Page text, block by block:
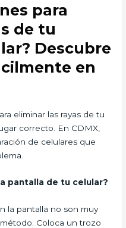
para
de tu
Descubre
en
eliminar las rayas de tu
correcto. En CDMX,
de celulares que
pantalla de tu celular?
la pantalla no son muy
Coloca un trozo